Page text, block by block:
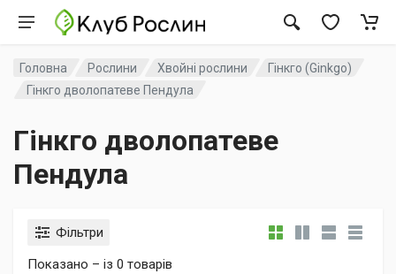
Головна Рослини Хвойні рослини
Гінкго (Ginkgo)
Гінкго дволопатеве Пендула
Гінкго дволопатеве
Пендула
Фільтри
Показано – із 0 товарів